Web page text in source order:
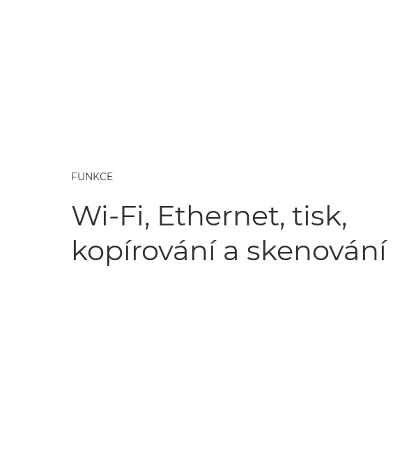
FUNKCE
Wi-Fi, Ethernet, tisk,
kopírování a skenování